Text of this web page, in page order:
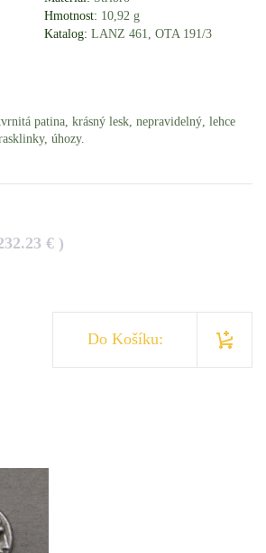
Hmotnost: 10,92 g
Katalog: LANZ 461, OTA 191/3
patina, krásný lesk, nepravidelný, lehce
úhozy.
€ )
Do Košíku: